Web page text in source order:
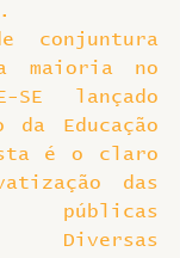
conjuntura
maioria no
SE lançado
Educação
é o claro
das
públicas
Diversas